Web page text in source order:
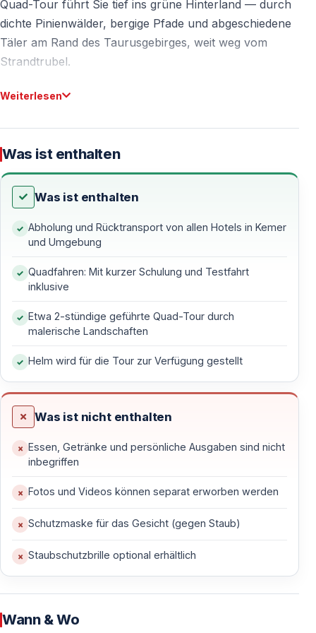
Quad-Tour führt Sie tief ins grüne Hinterland — durch
dichte Pinienwälder, bergige Pfade und abgeschiedene
Täler am Rand des Taurusgebirges, weit weg vom
Strandtrubel.
Hier erleben Sie Kemer von seiner ursprünglichen
Panoramen und authentischem Offroad-Fahrgefühl.
Warum eine Quad Safari in Kemer?
Natur pur — Pinienwälder und Taurusgebirge
Die Landschaft rund um Kemer zählt zu den schönsten
Offroad-Gebieten der Region. Die Route verbindet
unterschiedliche Geländeformen zu einem
— Schattige Pinienwälder mit natürlichen Waldwegen
— Bergige Offroad-Strecken mit Weitblick auf das
Taurusgebirge
— Felsige Abschnitte und natürliche Täler
— Ruhige Wege abseits der Touristenorte
Diese Kombination macht die Quad Safari in Kemer
besonders landschaftsintensiv.
Die gesamte Safari wird von erfahrenen Guides
Teilnehmer sicher unterwegs sind.
Weiterlesen
Was ist enthalten
Was ist enthalten
Abholung und Rücktransport von allen Hotels in Kemer
und Umgebung
Quadfahren: Mit kurzer Schulung und Testfahrt
inklusive
Etwa 2-stündige geführte Quad-Tour durch
malerische Landschaften
Helm wird für die Tour zur Verfügung gestellt
Was ist nicht enthalten
Essen, Getränke und persönliche Ausgaben sind nicht
inbegriffen
Fotos und Videos können separat erworben werden
Schutzmaske für das Gesicht (gegen Staub)
Staubschutzbrille optional erhältlich
Wann & Wo